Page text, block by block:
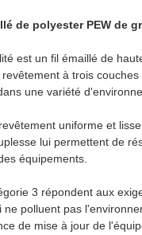
de polyester PEW de
est un fil émaillé de
à trois
une variété
uniforme et
lui permettent de
équipements.
3 répondent aux
ne polluent pas
de mise à jour de